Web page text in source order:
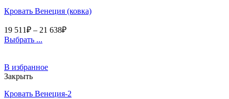
Кровать Венеция (ковка)
19 511₽ – 21 638₽
Выбрать ...
В избранное
Закрыть
Кровать Венеция-2